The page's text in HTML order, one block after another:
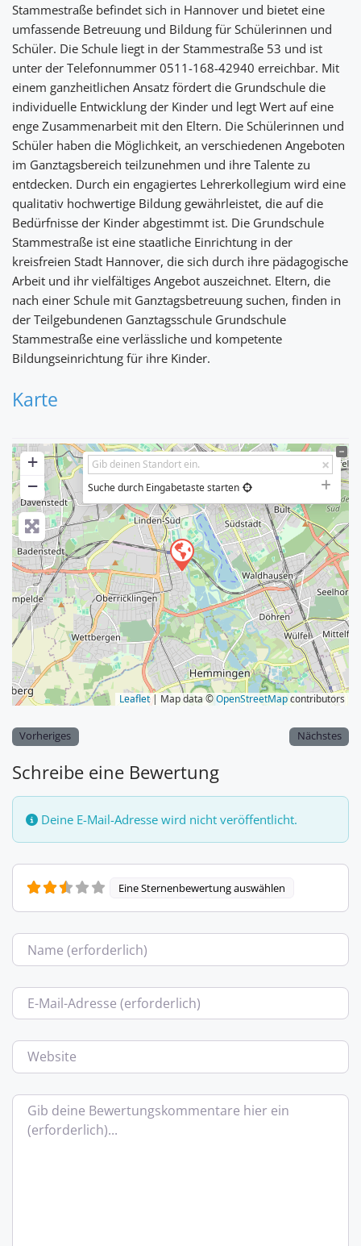
Stammestraße befindet sich in Hannover und bietet eine
umfassende Betreuung und Bildung für Schülerinnen und
Schüler. Die Schule liegt in der Stammestraße 53 und ist
unter der Telefonnummer 0511-168-42940 erreichbar. Mit
einem ganzheitlichen Ansatz fördert die Grundschule die
individuelle Entwicklung der Kinder und legt Wert auf eine
enge Zusammenarbeit mit den Eltern. Die Schülerinnen und
Schüler haben die Möglichkeit, an verschiedenen Angeboten
im Ganztagsbereich teilzunehmen und ihre Talente zu
entdecken. Durch ein engagiertes Lehrerkollegium wird eine
qualitativ hochwertige Bildung gewährleistet, die auf die
Bedürfnisse der Kinder abgestimmt ist. Die Grundschule
Stammestraße ist eine staatliche Einrichtung in der
kreisfreien Stadt Hannover, die sich durch ihre pädagogische
Arbeit und ihr vielfältiges Angebot auszeichnet. Eltern, die
nach einer Schule mit Ganztagsbetreuung suchen, finden in
der Teilgebundenen Ganztagsschule Grundschule
Stammestraße eine verlässliche und kompetente
Bildungseinrichtung für ihre Kinder.
Karte
+
−
Suche durch Eingabetaste starten
Leaflet| Map data ©OpenStreetMapcontributors
Vorheriges Nächstes
Schreibe eine Bewertung
Deine E-Mail-Adresse wird nicht veröffentlicht.
Eine Sternenbewertung auswählen
Name
E-Mail
Website
Bewertungstext